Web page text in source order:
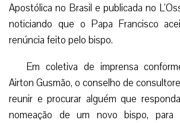
Apostólica no Brasil e publicada no
noticiando que o Papa Francisco
renúncia feito pelo bispo.
Em coletiva de imprensa
Airton Gusmão, o conselho de
reunir e procurar alguém que
nomeação de um novo bispo, para